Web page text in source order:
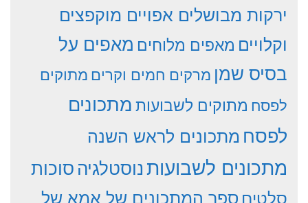
ירקות מבושלים אפויים מוקפצים
וקלויים מאפים מלוחים מאפים על
בסיס שמן מרקים חמים וקריםמתוקים
לפסח מתוקים לשבועותמתכונים
לפסח מתכונים לראש השנה
מתכונים לשבועותנוסטלגיהסוכות
סלטים ספר המתכונים של אמא של